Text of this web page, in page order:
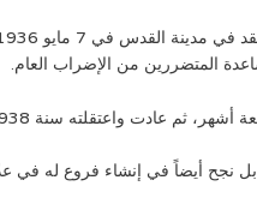
المتضررين من الإضراب العام.
في بنكه، بل نجح أيضاً في إنشاء فروع